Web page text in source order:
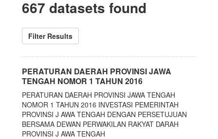
667 datasets found
Filter Results
PERATURAN DAERAH PROVINSI JAWA
TENGAH NOMOR 1 TAHUN 2016
PERATURAN DAERAH PROVINSI JAWA TENGAH
NOMOR 1 TAHUN 2016 INVESTASI PEMERINTAH
PROVINSI J AWA TENGAH DENGAN PERSETUJUAN
BERSAMA DEWAN PERWAKILAN RAKYAT DARAH
PROVINSI J AWA TENGAH